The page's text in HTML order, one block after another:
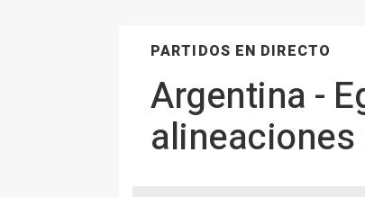
PARTIDOS EN DIRECTO
Argentina -